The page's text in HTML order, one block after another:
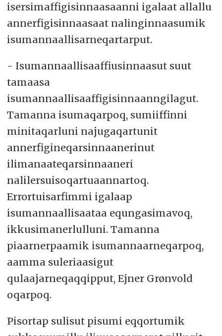
isersimaffigisinnaasaanni igalaat allallu
annerfigisinnaasaat nalinginnaasumik
isumannaallisarneqartarput.
- Isumannaallisaaffiusinnaasut suut
tamaasa
isumannaallisaaffigisinnaanngilagut.
Tamanna isumaqarpoq, sumiiffinni
minitaqarluni najugaqartunit
annerfigineqarsinnaanerinut
ilimanaateqarsinnaaneri
nalilersuisoqartuaannartoq.
Errortuisarfimmi igalaap
isumannaallisaataa equngasimavoq,
ikkusimanerlulluni. Tamanna
piaarnerpaamik isumannaarneqarpoq,
aamma suleriaasigut
qulaajarneqaqqipput, Ejner Grønvold
oqarpoq.
Pisortap sulisut pisumi eqqortumik